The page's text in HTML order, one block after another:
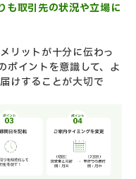
も取引先の状況や立場に
リットが十分に伝わっ
ポイントを意識して、よ
けすることが大切で